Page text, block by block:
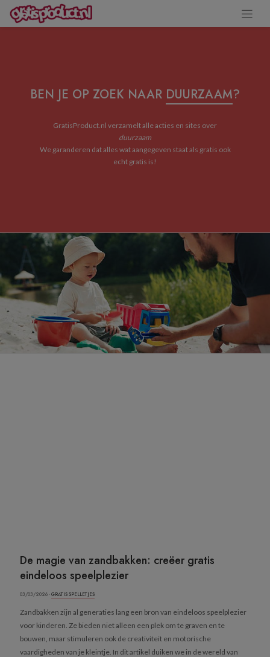
BEN JE OP ZOEK NAAR DUURZAAM?
GratisProduct.nl verzamelt alle acties en sites over
duurzaam
We garanderen dat alles wat aangegeven staat als gratis ook
echt gratis is!
De magie van zandbakken: creëer gratis
eindeloos speelplezier
03/03/2026 ·GRATIS SPELLETJES
Zandbakken zijn al generaties lang een bron van eindeloos speelplezier
voor kinderen. Ze bieden niet alleen een plek om te graven en te
bouwen, maar stimuleren ook de creativiteit en motorische
vaardigheden van je kleintje. In dit artikel duiken we in de wereld van